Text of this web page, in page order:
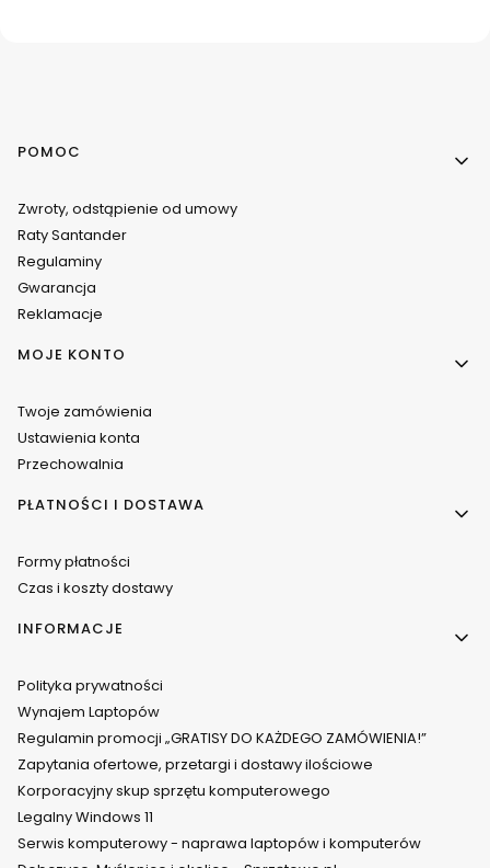
Linki w stopce
POMOC
Zwroty, odstąpienie od umowy
Raty Santander
Regulaminy
Gwarancja
Reklamacje
MOJE KONTO
Twoje zamówienia
Ustawienia konta
Przechowalnia
PŁATNOŚCI I DOSTAWA
Formy płatności
Czas i koszty dostawy
INFORMACJE
Polityka prywatności
Wynajem Laptopów
Regulamin promocji „GRATISY DO KAŻDEGO ZAMÓWIENIA!”
Zapytania ofertowe, przetargi i dostawy ilościowe
Korporacyjny skup sprzętu komputerowego
Legalny Windows 11
Serwis komputerowy - naprawa laptopów i komputerów